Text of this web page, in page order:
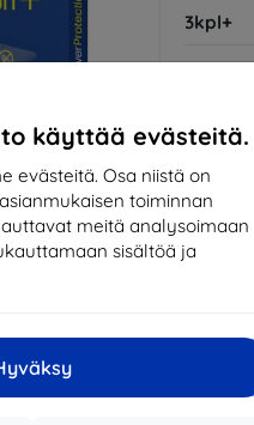
käyttää evästeitä.
evästeitä. Osa niistä on
toiminnan
meitä analysoimaan
sisältöä ja
3kpl+
Tuotenumero
EAN